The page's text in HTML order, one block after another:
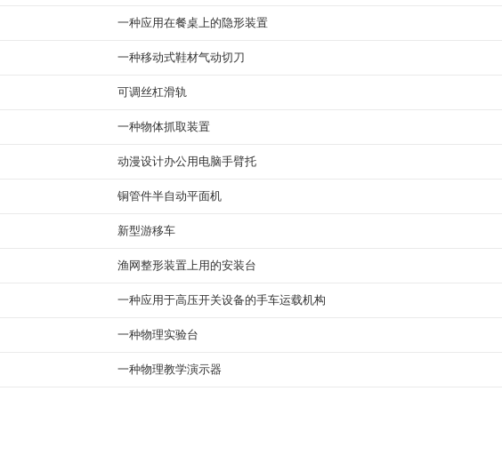
一种应用在餐桌上的隐形装置
一种移动式鞋材气动切刀
可调丝杠滑轨
一种物体抓取装置
动漫设计办公用电脑手臂托
铜管件半自动平面机
新型游移车
渔网整形装置上用的安装台
一种应用于高压开关设备的手车运载机构
一种物理实验台
一种物理教学演示器